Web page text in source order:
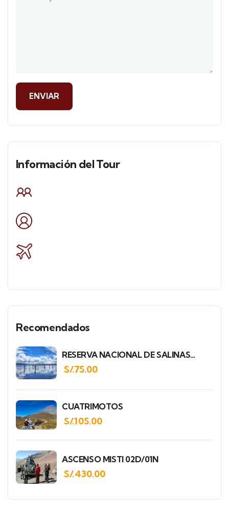
Información del Tour
Recomendados
RESERVA NACIONAL DE SALINAS
MEDIO DIA
S/.75.00
CUATRIMOTOS
S/.105.00
ASCENSO MISTI 02D/01N
S/.430.00